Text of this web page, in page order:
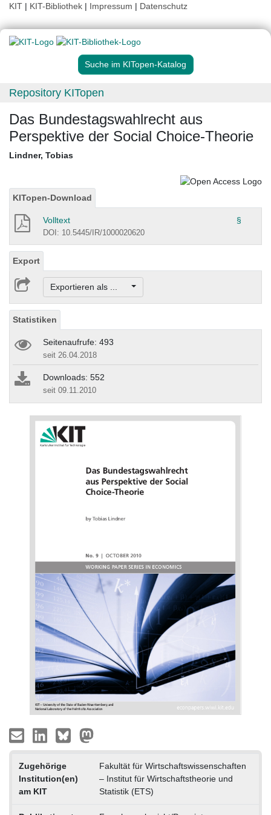
KIT | KIT-Bibliothek | Impressum | Datenschutz
Suche im KITopen-Katalog
Repository KITopen
Das Bundestagswahlrecht aus
Perspektive der Social Choice-Theorie
Lindner, Tobias
KITopen-Download
Volltext §
DOI: 10.5445/IR/1000020620
Export
Exportieren als ...
Statistiken
Seitenaufrufe: 493
seit 26.04.2018
Downloads: 552
seit 09.11.2010
Zugehörige
Institution(en)
am KIT
Fakultät für Wirtschaftswissenschaften
– Institut für Wirtschaftstheorie und
Statistik (ETS)